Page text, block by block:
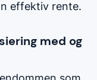
effektiv rente.
med og